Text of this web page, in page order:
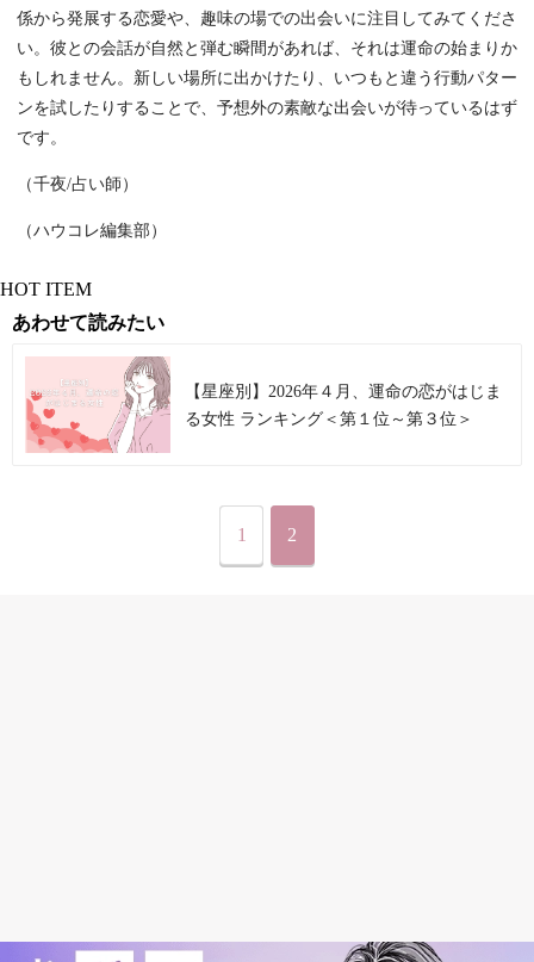
係から発展する恋愛や、趣味の場での出会いに注目してみてくださ
い。彼との会話が自然と弾む瞬間があれば、それは運命の始まりか
もしれません。新しい場所に出かけたり、いつもと違う行動パター
ンを試したりすることで、予想外の素敵な出会いが待っているはず
です。
（千夜/占い師）
（ハウコレ編集部）
HOT ITEM
あわせて読みたい
【星座別】2026年４月、運命の恋がはじま
る女性 ランキング＜第１位～第３位＞
1 2